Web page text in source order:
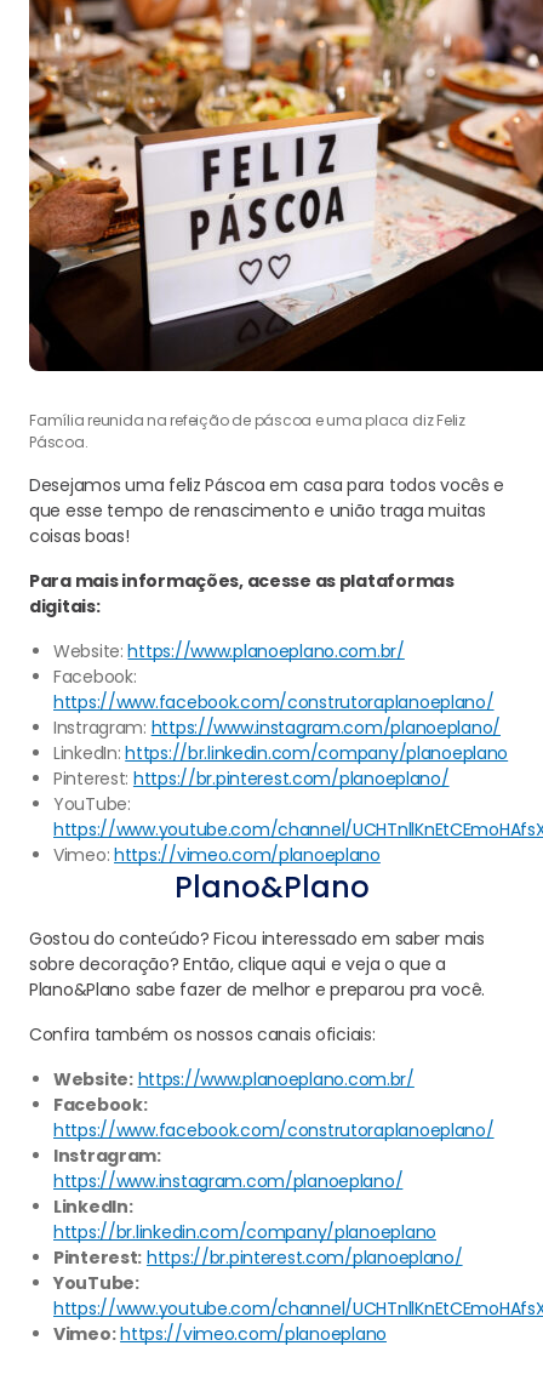
Família reunida na refeição de páscoa e uma placa diz Feliz
Páscoa.
Desejamos uma feliz Páscoa em casa para todos vocês e
que esse tempo de renascimento e união traga muitas
coisas boas!
Para mais informações, acesse as plataformas
digitais:
Website:https://www.planoeplano.com.br/
Facebook:
https://www.facebook.com/construtoraplanoeplano/
Instragram: https://www.instagram.com/planoeplano/
LinkedIn:https://br.linkedin.com/company/planoeplano
Pinterest: https://br.pinterest.com/planoeplano/
YouTube:
https://www.youtube.com/channel/
Vimeo:https://vimeo.com/planoeplano
Plano&Plano
Gostou do conteúdo? Ficou interessado em saber mais
sobre decoração? Então, clique aqui e veja o que a
Plano&Plano sabe fazer de melhor e preparou pra você.
Confira também os nossos canais oficiais:
Website: https://www.planoeplano.com.br/
Facebook:
https://www.facebook.com/construtoraplanoeplano/
Instragram:
https://www.instagram.com/planoeplano/
LinkedIn:
https://br.linkedin.com/company/planoeplano
Pinterest: https://br.pinterest.com/planoeplano/
YouTube:
https://www.youtube.com/channel/
Vimeo:https://vimeo.com/planoeplano